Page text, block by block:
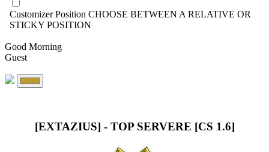
Customizer Position CHOOSE BETWEEN A RELATIVE OR
STICKY POSITION
Good Morning
Guest
[EXTAZIUS] - TOP SERVERE [CS 1.6]